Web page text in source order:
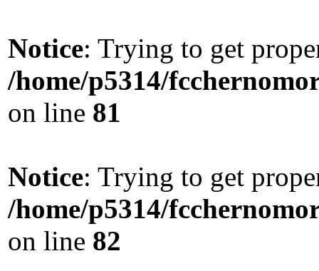
Notice: Trying to get
/home/p5314/
on line 81
Notice: Trying to get
/home/p5314/
on line 82